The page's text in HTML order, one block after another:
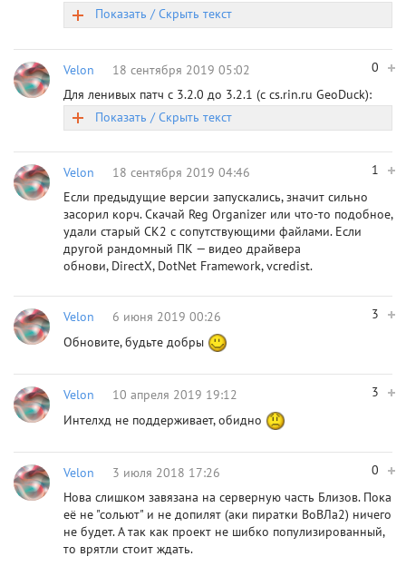
Показать / Скрыть текст
0
Velon
18 сентября 2019 05:02
Для ленивых патч с 3.2.0 до 3.2.1 (с cs.rin.ru GeoDuck):
Показать / Скрыть текст
1
Velon
18 сентября 2019 04:46
Если предыдущие версии запускались, значит сильно
засорил корч. Скачай Reg Organizer или что-то подобное,
удали старый СК2 с сопутствующими файлами. Если
другой рандомный ПК — видео драйвера
обнови, DirectX, DotNet Framework, vcredist.
3
Velon
6 июня 2019 00:26
Обновите, будьте добры
3
Velon
10 апреля 2019 19:12
Интелхд не поддерживает, обидно
0
Velon
3 июля 2018 17:26
Нова слишком завязана на серверную часть Близов. Пока
её не "сольют" и не допилят (аки пиратки ВоВЛа2) ничего
не будет. А так как проект не шибко популизированный,
то врятли стоит ждать.